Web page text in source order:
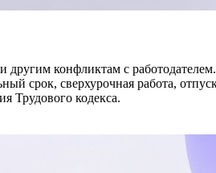
конфликтам с
срок, сверхурочная работа,
Трудового кодекса.